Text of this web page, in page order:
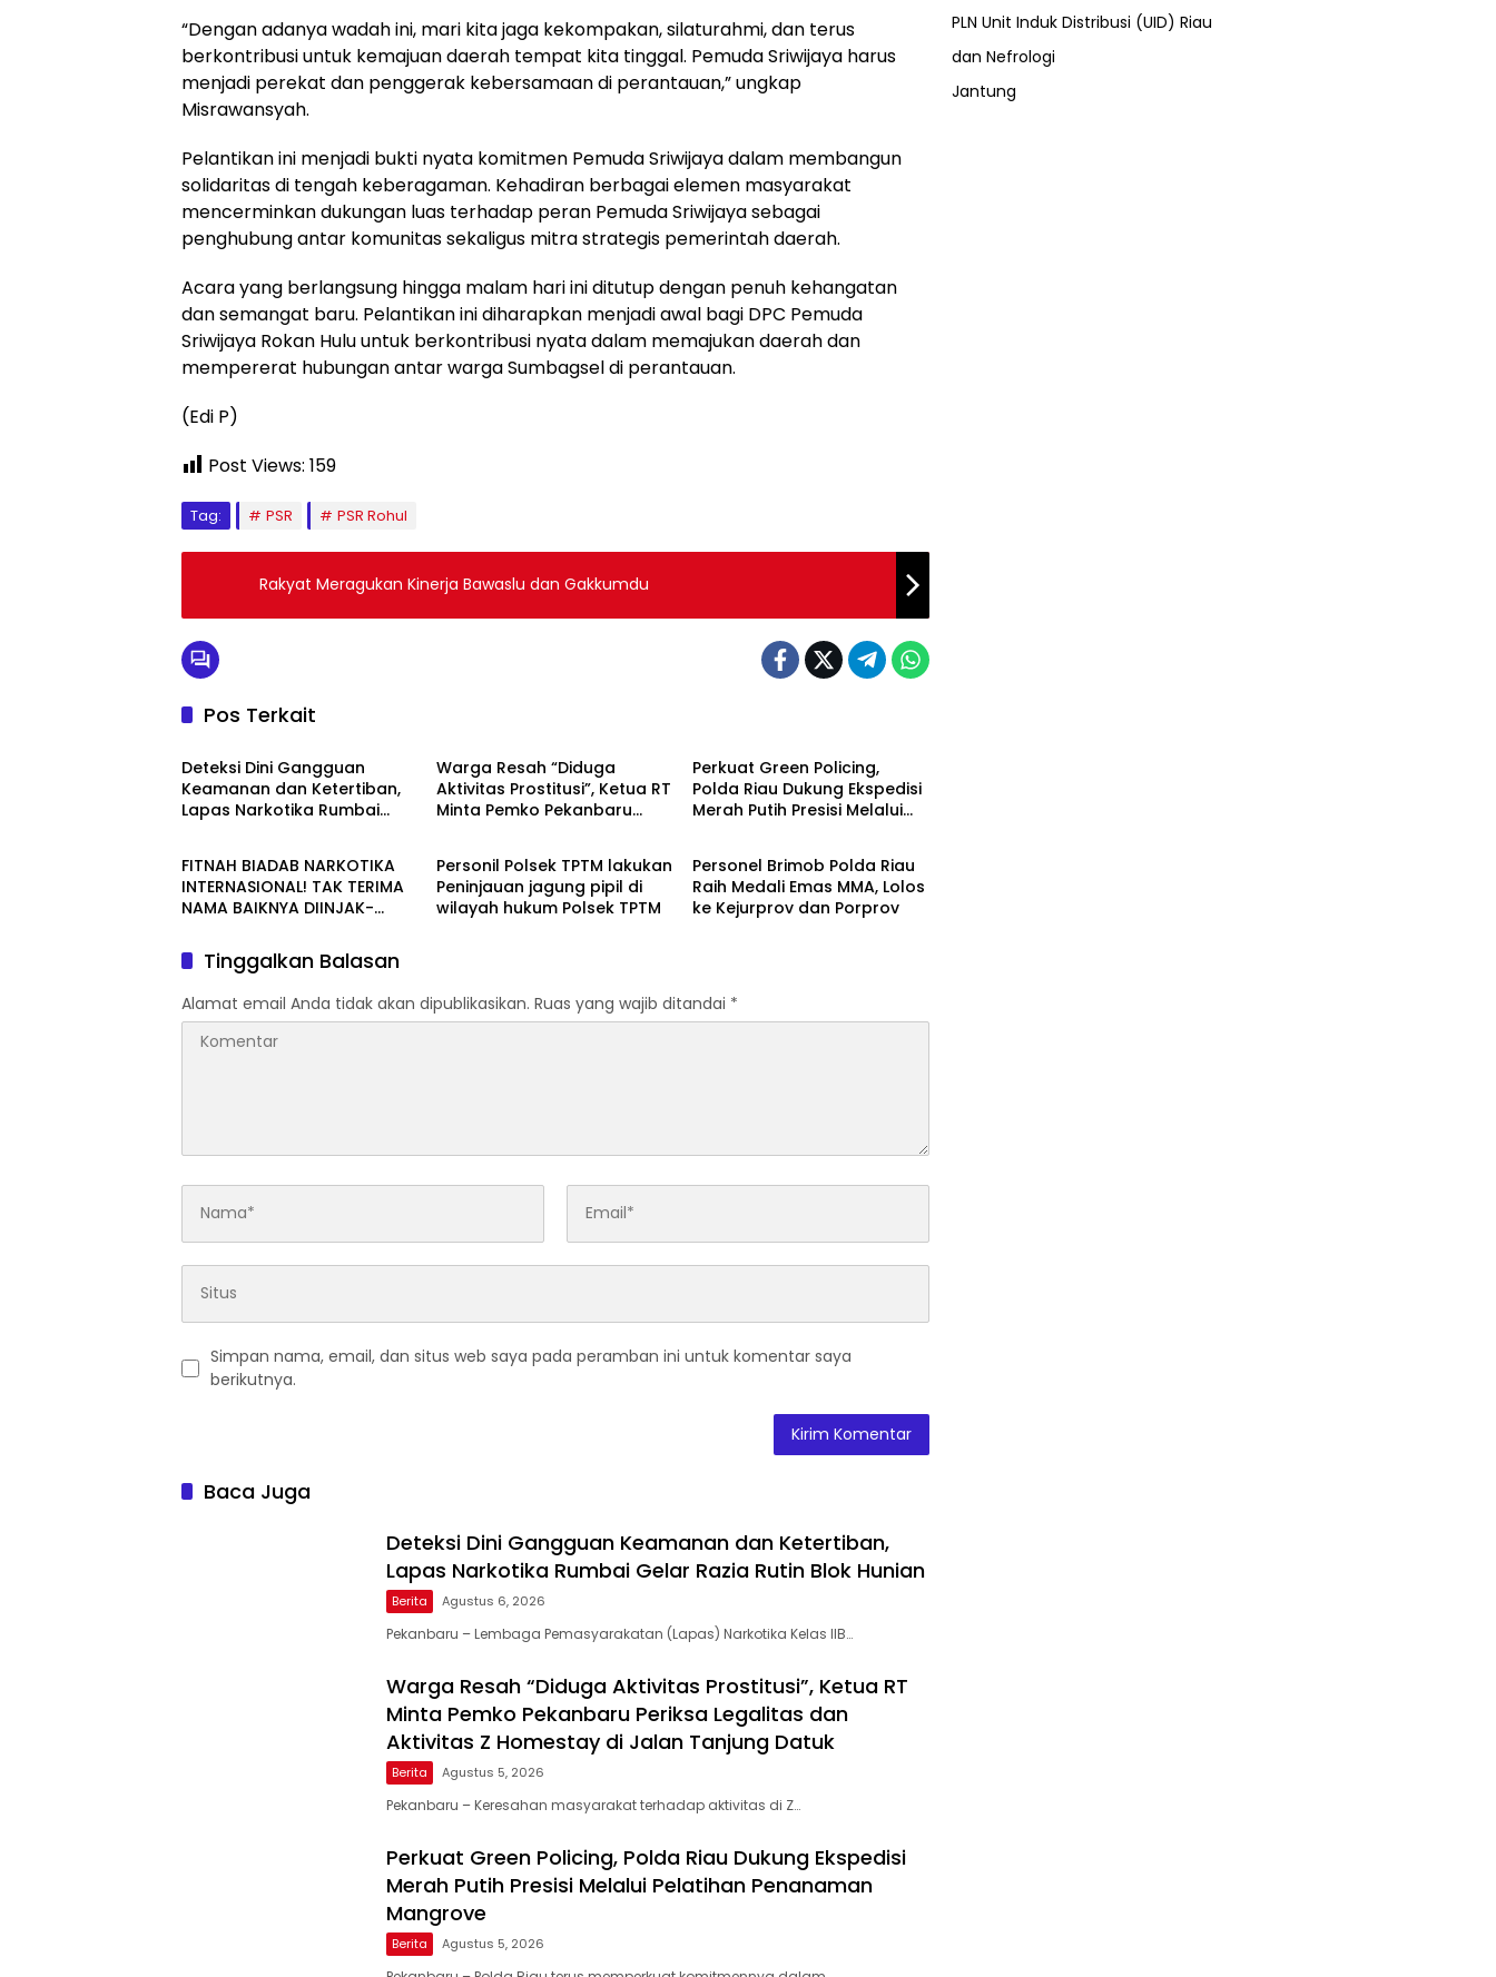
“Dengan adanya wadah ini, mari kita jaga kekompakan, silaturahmi, dan terus
berkontribusi untuk kemajuan daerah tempat kita tinggal. Pemuda Sriwijaya harus
menjadi perekat dan penggerak kebersamaan di perantauan,” ungkap
Misrawansyah.
Pelantikan ini menjadi bukti nyata komitmen Pemuda Sriwijaya dalam membangun
solidaritas di tengah keberagaman. Kehadiran berbagai elemen masyarakat
mencerminkan dukungan luas terhadap peran Pemuda Sriwijaya sebagai
penghubung antar komunitas sekaligus mitra strategis pemerintah daerah.
Acara yang berlangsung hingga malam hari ini ditutup dengan penuh kehangatan
dan semangat baru. Pelantikan ini diharapkan menjadi awal bagi DPC Pemuda
Sriwijaya Rokan Hulu untuk berkontribusi nyata dalam memajukan daerah dan
mempererat hubungan antar warga Sumbagsel di perantauan.
(Edi P)
Post Views: 159
Tag: PSR PSR Rohul
Rakyat Meragukan Kinerja Bawaslu dan Gakkumdu
Pos Terkait
Berita
Deteksi Dini Gangguan
Keamanan dan Ketertiban,
Lapas Narkotika Rumbai
Warga Resah “Diduga
Aktivitas Prostitusi”, Ketua RT
Minta Pemko Pekanbaru
Jalan Tanjung Datuk
Perkuat Green Policing,
Polda Riau Dukung Ekspedisi
Merah Putih Presisi Melalui
Berita
FITNAH BIADAB NARKOTIKA
INTERNASIONAL! TAK TERIMA
NAMA BAIKNYA DIINJAK-
WAR: SIAP Bantai DAN SERET
AKUN PEMBUNUH KARAKTER
KE PENJARA POLDA KEPRI!
Berita
Personil Polsek TPTM lakukan
Peninjauan jagung pipil di
wilayah hukum Polsek TPTM
Berita
Personel Brimob Polda Riau
Raih Medali Emas MMA, Lolos
ke Kejurprov dan Porprov
Tinggalkan Balasan
Alamat email Anda tidak akan dipublikasikan. Ruas yang wajib ditandai *
Simpan nama, email, dan situs web saya pada peramban ini untuk komentar saya
berikutnya.
Baca Juga
Deteksi Dini Gangguan Keamanan dan Ketertiban,
Lapas Narkotika Rumbai Gelar Razia Rutin Blok Hunian
Berita Agustus 6, 2026
Pekanbaru – Lembaga Pemasyarakatan (Lapas) Narkotika Kelas IIB…
Warga Resah “Diduga Aktivitas Prostitusi”, Ketua RT
Minta Pemko Pekanbaru Periksa Legalitas dan
Aktivitas Z Homestay di Jalan Tanjung Datuk
Berita Agustus 5, 2026
Pekanbaru – Keresahan masyarakat terhadap aktivitas di Z…
Perkuat Green Policing, Polda Riau Dukung Ekspedisi
Merah Putih Presisi Melalui Pelatihan Penanaman
Mangrove
Berita Agustus 5, 2026
PLN Unit Induk Distribusi (UID) Riau
dan Nefrologi
Jantung